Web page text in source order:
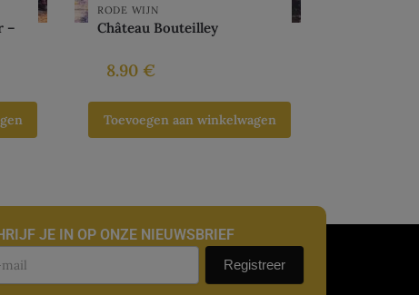
–
RODE WIJN
Château Bouteilley
8.90 €
Toevoegen aan winkelwagen
JE IN OP ONZE NIEUWSBRIEF
Registreer